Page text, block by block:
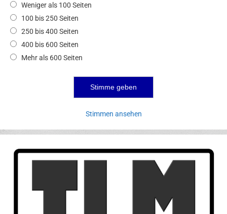
Weniger als 100 Seiten
100 bis 250 Seiten
250 bis 400 Seiten
400 bis 600 Seiten
Mehr als 600 Seiten
Stimmen ansehen